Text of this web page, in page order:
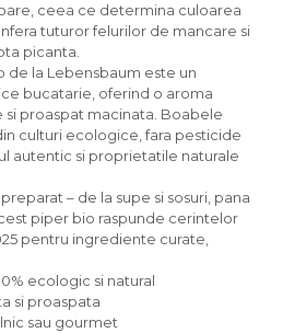
ceea ce determina culoarea
tuturor felurilor de mancare si
picanta.
la Lebensbaum este un
bucatarie, oferind o aroma
si proaspat macinata. Boabele
culturi ecologice, fara pesticide
autentic si proprietatile naturale
– de la supe si sosuri, pana
piper bio raspunde cerintelor
pentru ingrediente curate,
ecologic si natural
si proaspata
sau gourmet